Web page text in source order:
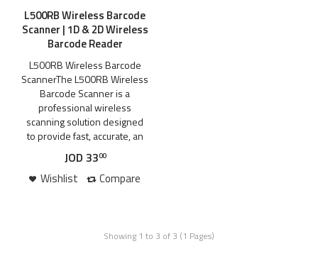
L500RB Wireless Barcode
Scanner | 1D & 2D Wireless
Barcode Reader
L500RB Wireless Barcode
ScannerThe L500RB Wireless
Barcode Scanner is a
professional wireless
scanning solution designed
to provide fast, accurate, an
JOD 3300
Wishlist Compare
Showing 1 to 3 of 3 (1 Pages)